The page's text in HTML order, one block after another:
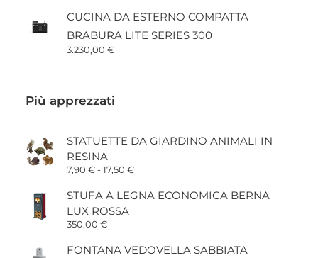
CUCINA DA ESTERNO COMPATTA
BRABURA LITE SERIES 300
3.230,00 €
Più apprezzati
STATUETTE DA GIARDINO ANIMALI IN
RESINA
7,90 €-17,50 €Fascia
prezzo:
da
STUFA A LEGNA ECONOMICA BERNA
LUX ROSSA
350,00 €
FONTANA VEDOVELLA SABBIATA